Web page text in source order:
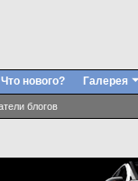
блогов
Что нового? Галерея